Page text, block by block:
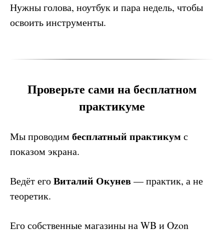
Нужны голова, ноутбук и пара недель, чтобы
освоить инструменты.
Проверьте сами на бесплатном
практикуме
Мы проводим бесплатный практикум с
показом экрана.
Ведёт егоВиталий Окунев— практик, а не
теоретик.
Его собственные магазины на WB и Ozon